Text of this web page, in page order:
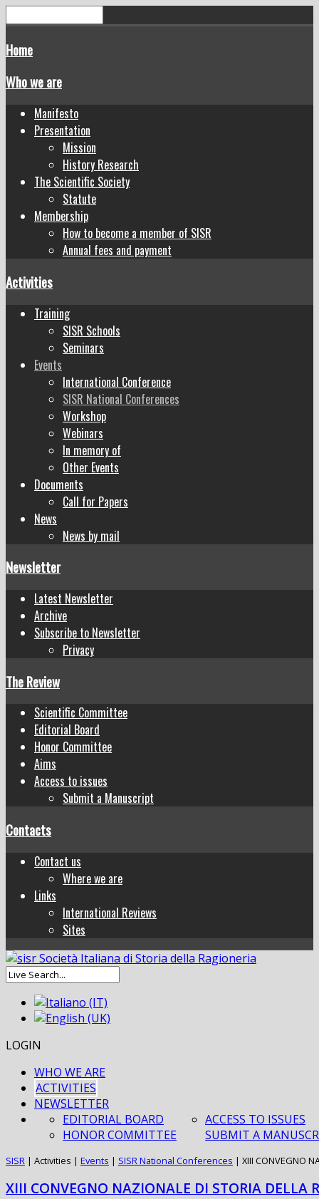
Home
Who we are
Manifesto
Presentation
Mission
History Research
The Scientific Society
Statute
Membership
How to become a member of SISR
Annual fees and payment
Activities
Training
SISR Schools
Seminars
Events
International Conference
SISR National Conferences
Workshop
Webinars
In memory of
Other Events
Documents
Call for Papers
News
News by mail
Newsletter
Latest Newsletter
Archive
Subscribe to Newsletter
Privacy
The Review
Scientific Committee
Editorial Board
Honor Committee
Aims
Access to issues
Submit a Manuscript
Contacts
Contact us
Where we are
Links
International Reviews
Sites
LOGIN
WHO WE ARE
ACTIVITIES
NEWSLETTER
EDITORIAL BOARD
HONOR COMMITTEE
ACCESS TO ISSUES
SUBMIT A
SISR | Activities | Events | SISR National Conferences | XIII CONVEGNO
XIII CONVEGNO NAZIONALE DI STORIA DELLA